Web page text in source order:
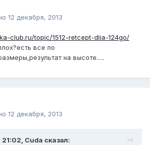
12 декабря, 2013
club.ru/topic/1512-retcept-dlia-124go/
все по
на высоте.....
12 декабря, 2013
21:02, Cuda сказал: